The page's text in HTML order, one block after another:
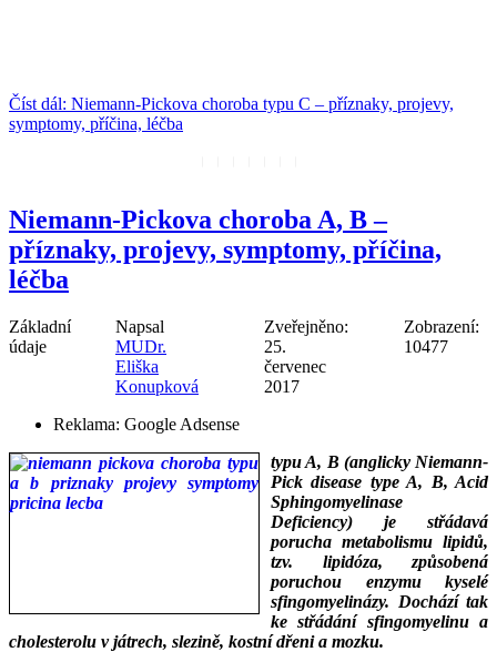
Číst dál: Niemann-Pickova choroba typu C – příznaky, projevy,
symptomy, příčina, léčba
Niemann-Pickova choroba A, B –
příznaky, projevy, symptomy, příčina,
léčba
Základní
údaje
Napsal
MUDr.
Eliška
Konupková
Zveřejněno:
25.
červenec
2017
Zobrazení:
10477
Reklama: Google Adsense
typu A, B (anglicky Niemann-
Pick disease type A, B, Acid
Sphingomyelinase
Deficiency) je střádavá
porucha metabolismu lipidů,
tzv. lipidóza, způsobená
poruchou enzymu kyselé
sfingomyelinázy. Dochází tak
ke střádání sfingomyelinu a
cholesterolu v játrech, slezině, kostní dřeni a mozku.